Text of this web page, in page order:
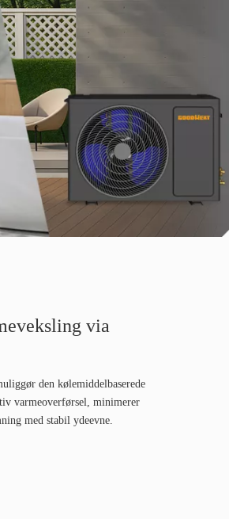
via
den kølemiddelbaserede
varmeoverførsel, minimerer
med stabil ydeevne.